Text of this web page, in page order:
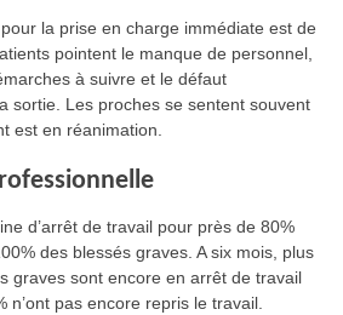
la prise en charge immédiate est de
pointent le manque de personnel,
à suivre et le défaut
sortie. Les proches se sentent souvent
est en réanimation.
d’arrêt de travail pour près de 80%
des blessés graves. A six mois, plus
graves sont encore en arrêt de travail
n’ont pas encore repris le travail.